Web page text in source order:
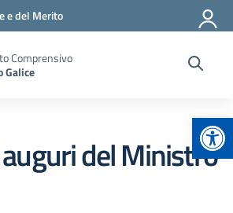
e del Merito
Comprensivo
Galice
del Ministro